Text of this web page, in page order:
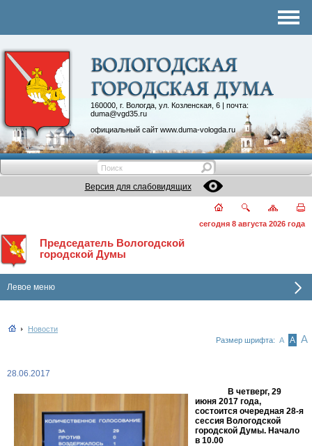
160000, г. Вологда, ул. Козленская, 6 | почта:
duma@vgd35.ru
официальный сайт www.duma-vologda.ru
Контакты
Депутатские объединения
Версия для слабовидящих
сегодня 8 августа 2026 года
Председатель Вологодской
городской Думы
Левое меню
Новости
Размер шрифта: А А А
28.06.2017
В четверг, 29
июня 2017 года,
состоится очередная 28-я
сессия Вологодской
городской Думы. Начало
в 10.00